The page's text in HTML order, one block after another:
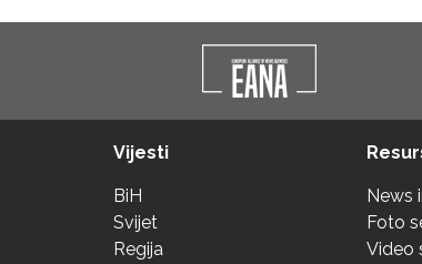
Vijesti
BiH
Svijet
Regija
News
Foto
Video